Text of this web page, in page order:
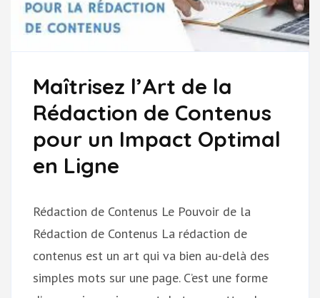
Maîtrisez l’Art de la
Rédaction de Contenus
pour un Impact Optimal
en Ligne
Rédaction de Contenus Le Pouvoir de la
Rédaction de Contenus La rédaction de
contenus est un art qui va bien au-delà des
simples mots sur une page. C’est une forme